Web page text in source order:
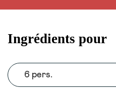
Ingrédients pour
6 pers.